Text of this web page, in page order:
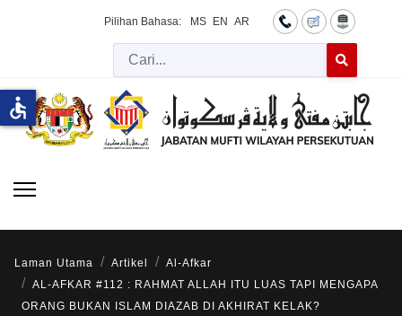
Pilihan Bahasa: MS EN AR
Cari
Laman Utama Artikel
Al-Afkar
AL-AFKAR #112 : RAHMAT ALLAH ITU LUAS TAPI MENGAPA
ORANG BUKAN ISLAM DIAZAB DI AKHIRAT KELAK?
accessible